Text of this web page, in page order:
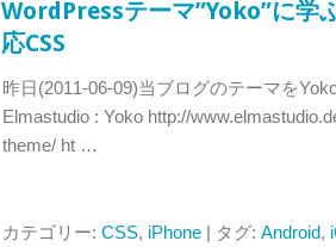
WordPressテーマ”Yoko”に学
応CSS
昨日(2011-06-09)当ブログのテーマを
Elmastudio : Yoko http://
theme/ ht …
カテゴリー: CSS, iPhone| タグ: Android,